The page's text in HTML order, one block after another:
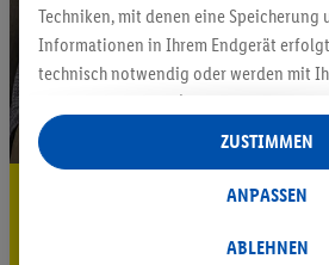
5.95 € Versand
Jetzt zum Newsletter
Techniken, mit denen eine
Informationen in Ihrem Endgerät
technisch notwendig oder werden mit
auch durch Partner (u.a.
Verantwortliche; im Zusammenhang mit
insgesamt
Statistik-Erstellung oder für
Datenverarbeitungen für ABLEHNEN
ANPASSEN
ZUSTIMMEN